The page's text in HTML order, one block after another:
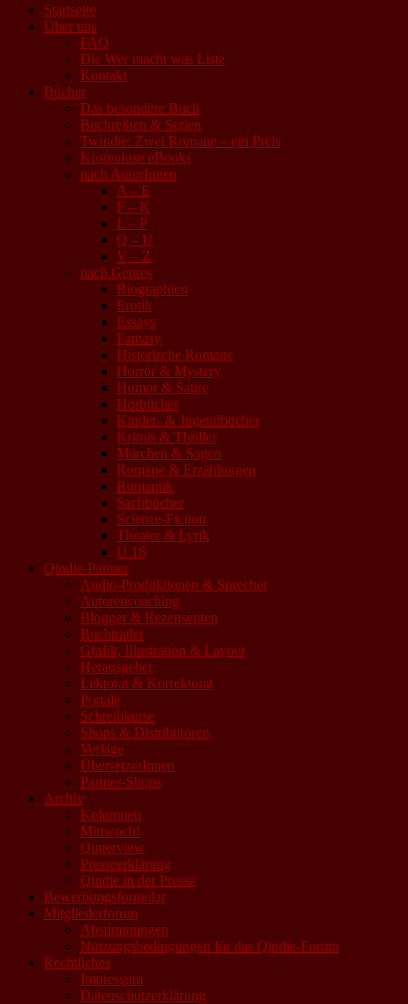
Startseite
Über uns
FAQ
Die Wer macht was Liste
Kontakt
Bücher
Das besondere Buch
Buchreihen & Serien
Twindie: Zwei Romane – ein Preis
Kostenlose eBooks
nach AutorInnen
A – E
F – K
L – P
Q – U
V – Z
nach Genres
Biographien
Erotik
Essays
Fantasy
Historische Romane
Horror & Mystery
Humor & Satire
Hörbücher
Kinder- & Jugendbücher
Krimis & Thriller
Märchen & Sagen
Romane & Erzählungen
Romantik
Sachbücher
Science-Fiction
Theater & Lyrik
U 18
Qindie-Partner
Audio-Produktionen & Sprecher
Autorencoaching
Blogger & Rezensenten
Buchtrailer
Grafik, Illustration & Layout
Herausgeber
Lektorat & Korrektorat
Portale
Schreibkurse
Shops & Distributoren
Verlage
ÜbersetzerInnen
Partner-Shops
Archiv
Kolumnen
Mittwoch!
Qinterview
Presseerklärung
Qindie in der Presse
Bewerbungsformular
Mitgliederforum
Abstimmungen
Nutzungsbedingungen für das Qindie-Forum
Rechtliches
Impressum
Datenschutzerklärung